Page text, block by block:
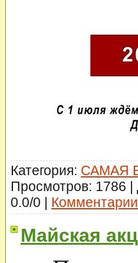
Категория: САМАЯ
Просмотров: 1786
0.0/0 |
Майская